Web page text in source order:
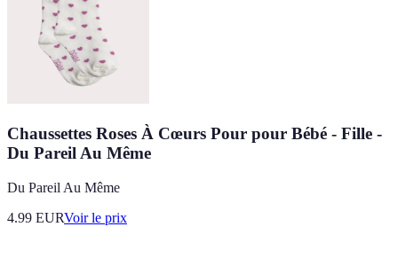
Chaussettes Roses À Cœurs Pour pour Bébé - Fille -
Du Pareil Au Même
Du Pareil Au Même
4.99 EURVoir le prix